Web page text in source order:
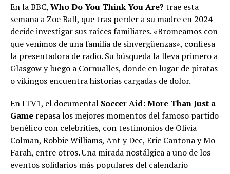
En la BBC, Who Do You Think You Are? trae esta
semana a Zoe Ball, que tras perder a su madre en 2024
decide investigar sus raíces familiares. «Bromeamos con
que venimos de una familia de sinvergüenzas», confiesa
la presentadora de radio. Su búsqueda la lleva primero a
Glasgow y luego a Cornualles, donde en lugar de piratas
o vikingos encuentra historias cargadas de dolor.
En ITV1, el documental Soccer Aid: More Than Just a
Game repasa los mejores momentos del famoso partido
benéfico con celebrities, con testimonios de Olivia
Colman, Robbie Williams, Ant y Dec, Eric Cantona y Mo
Farah, entre otros. Una mirada nostálgica a uno de los
eventos solidarios más populares del calendario